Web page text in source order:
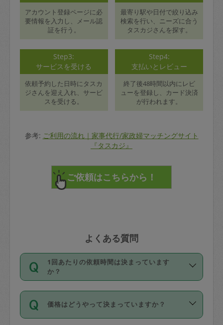
アカウント登録ページに必
要情報を入力し、メール認
証を行う。
最寄り駅や日付で絞り込み
検索を行い、ニーズに合う
タスカジさんを探す。
Step3:
サービスを受ける
依頼予約した日時にタスカ
ジさんを迎え入れ、サービ
スを受ける。
Step4:
支払いとレビュー
終了後48時間以内にレビ
ューを登録し、カード決済
が行われます。
参考: ご利用の流れ｜家事代行/家政婦マッチングサイト
『タスカジ』
よくある質問
1回あたりの依頼時間は決まっています
か？
依頼1回につき3時間固定です。3時間を
超えて依頼したい場合は、延長機能をご
利用ください。機能をご利用いただくに
価格はどうやって決まっていますか？